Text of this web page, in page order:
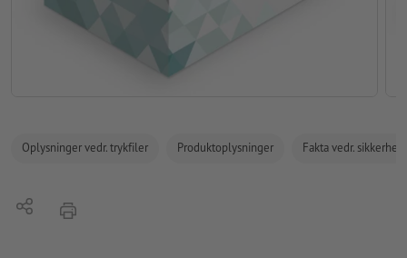
Oplysninger vedr. trykfiler Produktoplysninger Fakta vedr.
Del tryk